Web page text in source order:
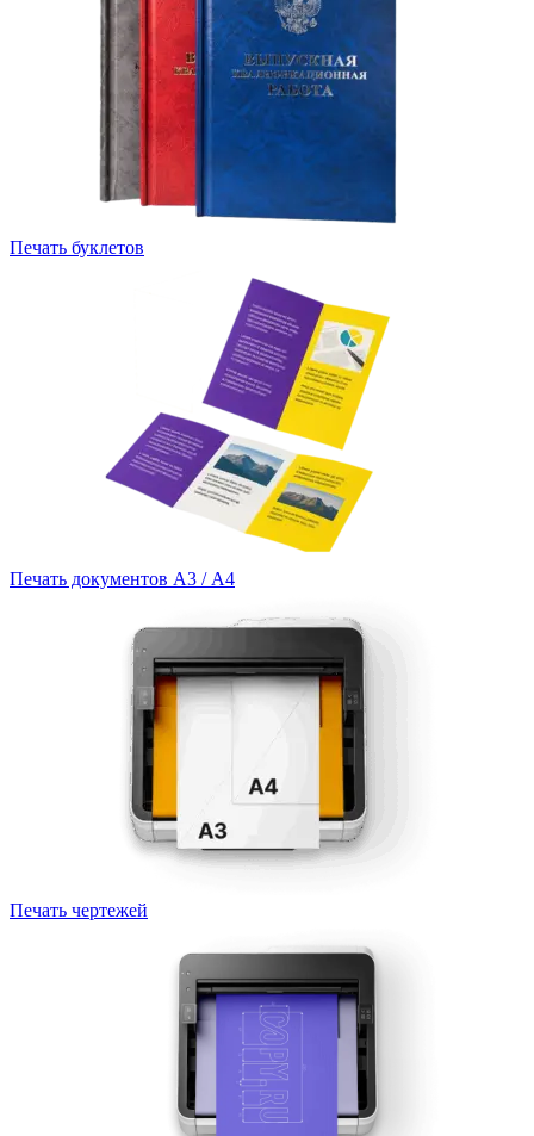
Печать буклетов
Печать документов А3 / А4
Печать чертежей